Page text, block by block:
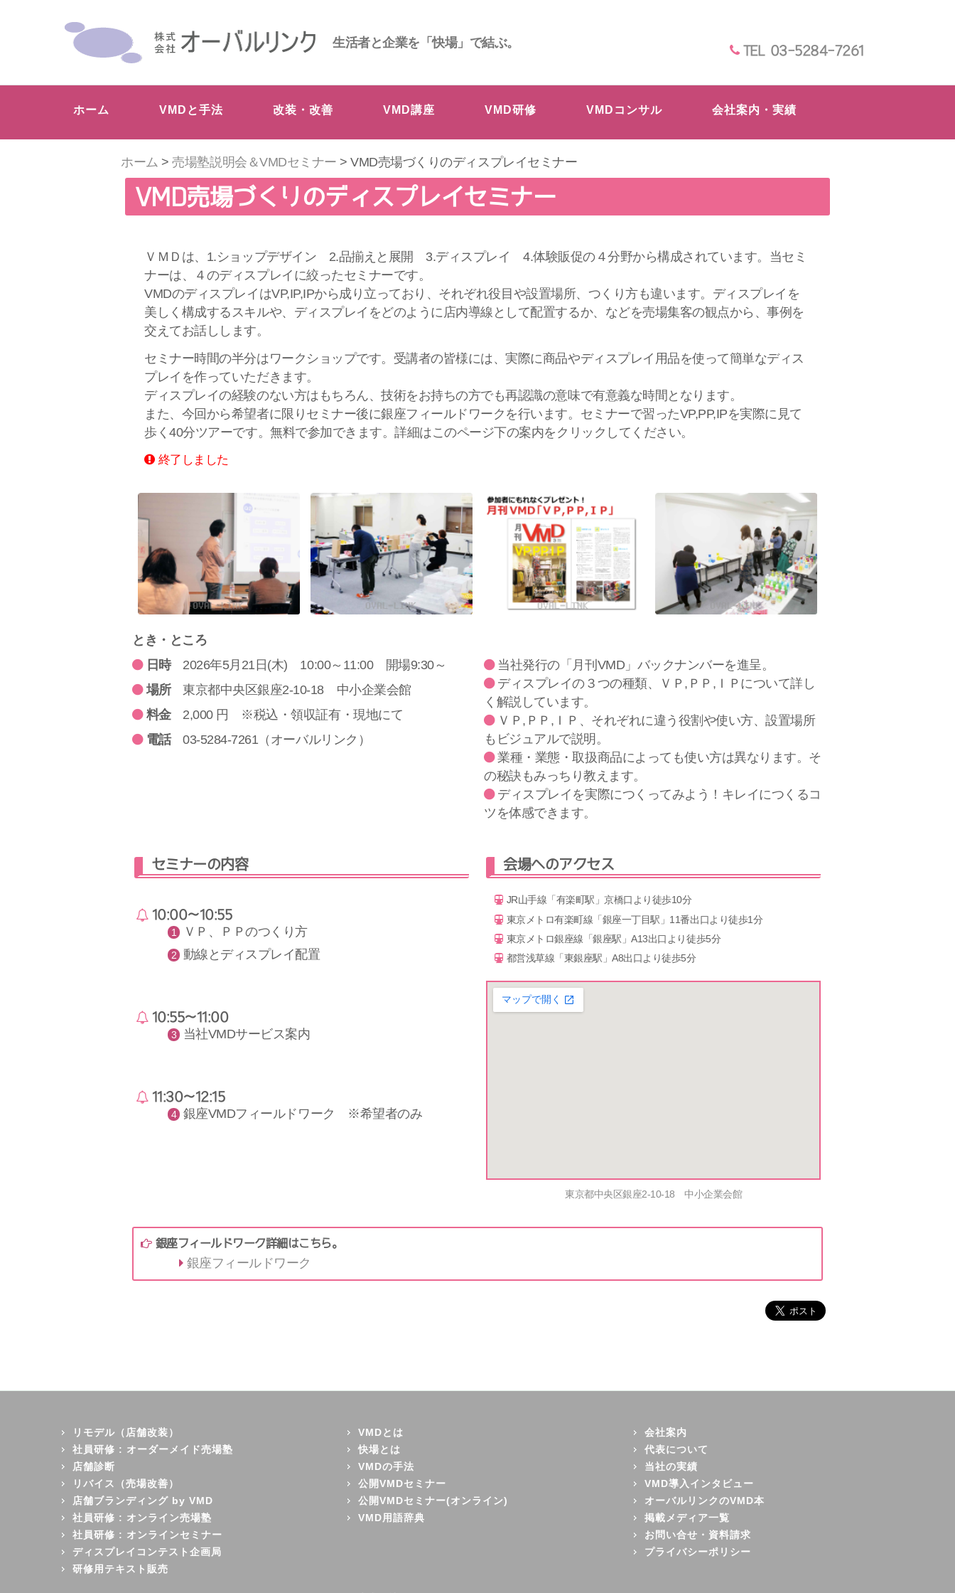
生活者と企業を「快場」で結ぶ。
TEL 03-5284-7261
ホーム VMDと手法 改装・改善 VMD講座 VMD研修 VMDコンサル 会社案内・実績
ホーム >売場塾説明会＆VMDセミナー > VMD売場づくりのディスプレイセミナー
VMD売場づくりのディスプレイセミナー
ＶＭＤは、1.ショップデザイン 2.品揃えと展開 3.ディスプレイ 4.体験販促の４分野から構成されています。当セミ
ナーは、４のディスプレイに絞ったセミナーです。
VMDのディスプレイはVP,IP,IPから成り立っており、それぞれ役目や設置場所、つくり方も違います。ディスプレイを
美しく構成するスキルや、ディスプレイをどのように店内導線として配置するか、などを売場集客の観点から、事例を
交えてお話しします。
セミナー時間の半分はワークショップです。受講者の皆様には、実際に商品やディスプレイ用品を使って簡単なディス
プレイを作っていただきます。
ディスプレイの経験のない方はもちろん、技術をお持ちの方でも再認識の意味で有意義な時間となります。
また、今回から希望者に限りセミナー後に銀座フィールドワークを行います。セミナーで習ったVP,PP,IPを実際に見て
歩く40分ツアーです。無料で参加できます。詳細はこのページ下の案内をクリックしてください。
終了しました
とき・ところ
日時
2026年5月21日(木) 10:00～11:00 開場9:30～
場所
東京都中央区銀座2-10-18 中小企業会館
料金
2,000 円 ※税込・領収証有・現地にて
電話
03-5284-7261（オーバルリンク）
当社発行の「月刊VMD」バックナンバーを進呈。
ディスプレイの３つの種類、ＶＰ,ＰＰ,ＩＰについて詳し
く解説しています。
ＶＰ,ＰＰ,ＩＰ、それぞれに違う役割や使い方、設置場所
もビジュアルで説明。
業種・業態・取扱商品によっても使い方は異なります。そ
の秘訣もみっちり教えます。
ディスプレイを実際につくってみよう！キレイにつくるコ
ツを体感できます。
セミナーの内容
10:00～10:55
ＶＰ、ＰＰのつくり方
動線とディスプレイ配置
10:55～11:00
当社VMDサービス案内
11:30～12:15
銀座VMDフィールドワーク ※希望者のみ
会場へのアクセス
JR山手線「有楽町駅」京橋口より徒歩10分
東京メトロ有楽町線「銀座一丁目駅」11番出口より徒歩1分
東京メトロ銀座線「銀座駅」A13出口より徒歩5分
都営浅草線「東銀座駅」A8出口より徒歩5分
東京都中央区銀座2-10-18 中小企業会館
銀座フィールドワーク詳細はこちら。
銀座フィールドワーク
会社案内
代表について
当社の実績
VMD導入インタビュー
オーバルリンクのVMD本
掲載メディア一覧
お問い合せ・資料請求
プライバシーポリシー
VMDとは
快場とは
VMDの手法
公開VMDセミナー
公開VMDセミナー(オンライン)
VMD用語辞典
リモデル（店舗改装）
社員研修 : オーダーメイド売場塾
店舗診断
リバイス（売場改善）
店舗ブランディング by VMD
社員研修 : オンライン売場塾
社員研修 : オンラインセミナー
ディスプレイコンテスト企画局
研修用テキスト販売